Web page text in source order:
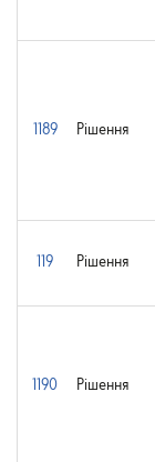
1189 Рішення
119 Рішення
1190 Рішення